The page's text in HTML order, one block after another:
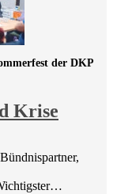
Krise
der DKP